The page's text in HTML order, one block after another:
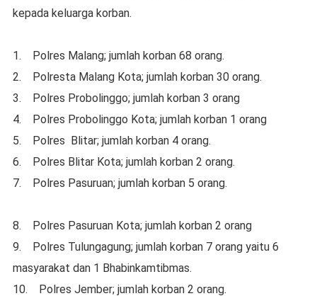
kepada keluarga korban.
1. Polres Malang; jumlah korban 68 orang.
2. Polresta Malang Kota; jumlah korban 30 orang.
3. Polres Probolinggo; jumlah korban 3 orang
4. Polres Probolinggo Kota; jumlah korban 1 orang
5. Polres Blitar; jumlah korban 4 orang.
6. Polres Blitar Kota; jumlah korban 2 orang.
7. Polres Pasuruan; jumlah korban 5 orang.
8. Polres Pasuruan Kota; jumlah korban 2 orang
9. Polres Tulungagung; jumlah korban 7 orang yaitu 6
masyarakat dan 1 Bhabinkamtibmas.
10. Polres Jember; jumlah korban 2 orang.